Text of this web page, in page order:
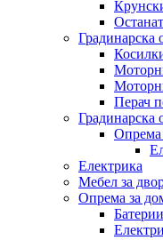
Градинарска
Перач
Градинарска
Опрема
Електрика
Мебел за
Опрема за
Батерии